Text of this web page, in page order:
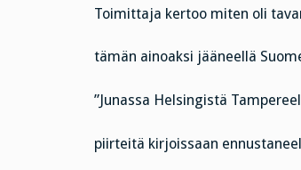
Toimittaja kertoo miten oli
tämän ainoaksi jääneellä
”Junassa Helsingistä
piirteitä kirjoissaan